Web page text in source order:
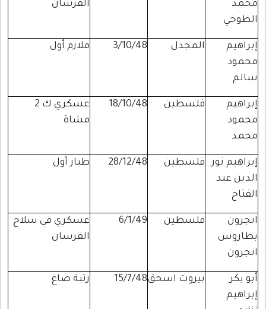
محمد
الطوخي
الفرسان
إبراهيم
محمود
سالم
المجدل 3/10/48 ملازم أول
إبراهيم
محمود
محمد
فلسطين 18/10/48
عسكري ك 2
مشاة
إبراهيم نور
الدين عبد
الفتاح
فلسطين 28/12/48 طيار أول
انجرون
بطاروس
انجرون
فلسطين 6/1/49
عسكري في سلاح
الفرسان
أبو بكر
إبراهيم
بيروت اسحق15/7/48 رتبة صاغ